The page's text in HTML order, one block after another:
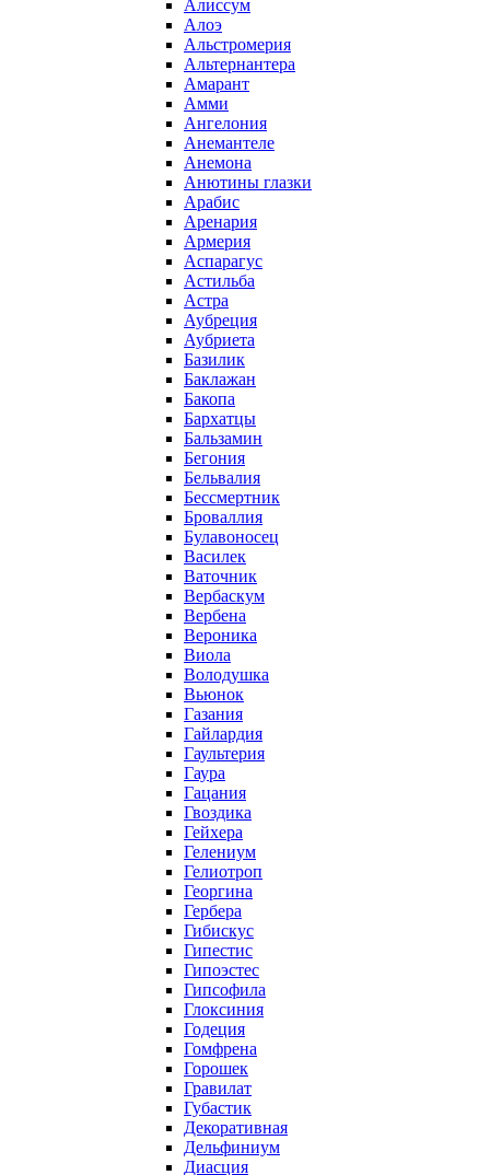
Алиссум
Алоэ
Альстромерия
Альтернантера
Амарант
Амми
Ангелония
Анемантеле
Анемона
Анютины глазки
Арабис
Аренария
Армерия
Аспарагус
Астильба
Астра
Аубреция
Аубриета
Базилик
Баклажан
Бакопа
Бархатцы
Бальзамин
Бегония
Бельвалия
Бессмертник
Броваллия
Булавоносец
Василек
Ваточник
Вербаскум
Вербена
Вероника
Виола
Володушка
Вьюнок
Газания
Гайлардия
Гаультерия
Гаура
Гацания
Гвоздика
Гейхера
Гелениум
Гелиотроп
Георгина
Гербера
Гибискус
Гипестис
Гипоэстес
Гипсофила
Глоксиния
Годеция
Гомфрена
Горошек
Гравилат
Губастик
Декоративная
Дельфиниум
Диасция